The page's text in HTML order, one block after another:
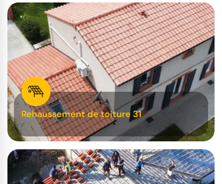
Rehaussement de toiture 31